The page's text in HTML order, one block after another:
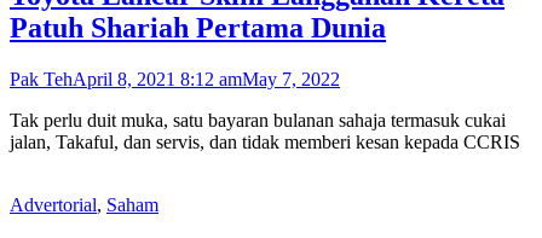
Patuh Shariah Pertama Dunia
Pak TehApril 8, 2021 8:12 amMay 7, 2022
Tak perlu duit muka, satu bayaran bulanan sahaja termasuk cukai
jalan, Takaful, dan servis, dan tidak memberi kesan kepada CCRIS
Advertorial, Saham